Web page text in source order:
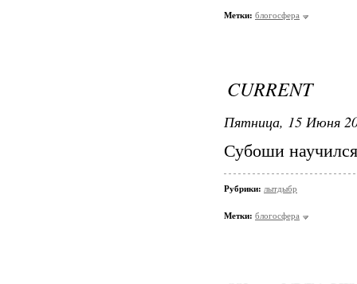
Метки: блогосфера
CURRENT
Пятница, 15 Июня
Субоши
Рубрики: лытдыбр
Метки: блогосфера